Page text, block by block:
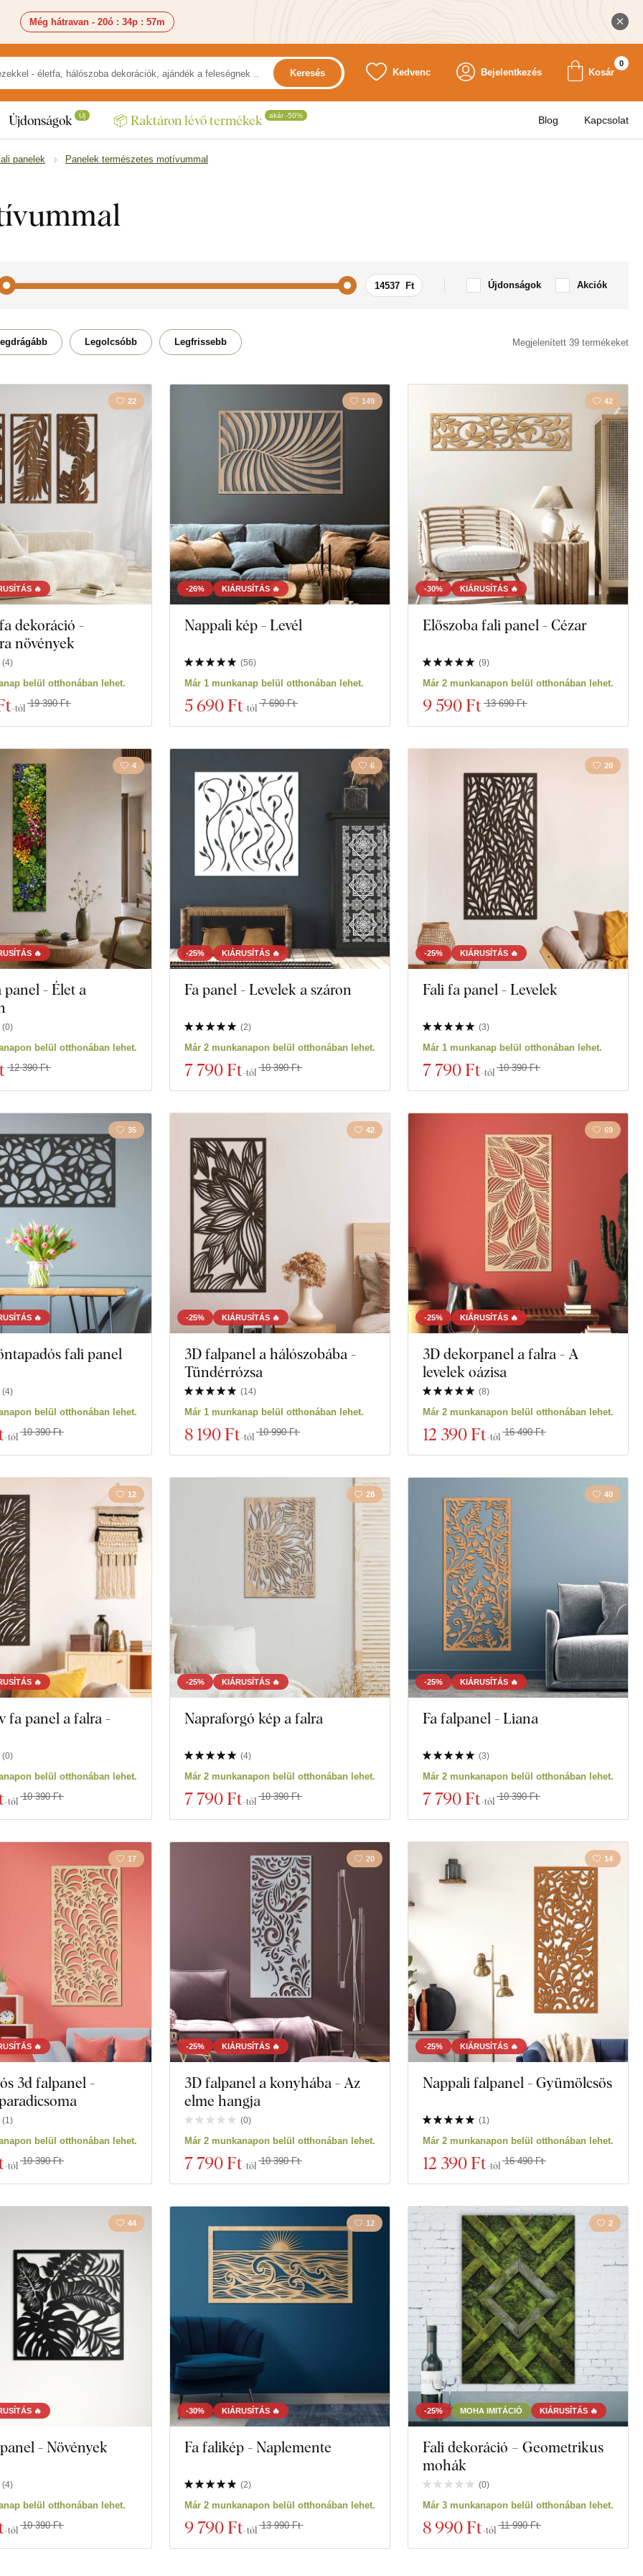
Még hátravan - 20ó : 34p : 56m
Keresés Kedvenc Bejelentkezés Kosár
0
Újdonságok Új 📦 Raktáron lévő termékek akár -50% Blog Kapcsolat
panelek Panelek természetes motívummal
Újdonságok Akciók
Vidék
termékeket Szűrő bezárása
Legolcsóbb Legfrissebb Megjelenített 39 termékeket
🔥
22
dekoráció -
növények
(4)
belül otthonában lehet.
-tól 19 390 Ft
-26% KIÁRUSÍTÁS 🔥
149
Nappali kép - Levél
(56)
Már 1 munkanap belül otthonában lehet.
5 690 Ft-tól 7 690 Ft
-30% KIÁRUSÍTÁS 🔥
42
Előszoba fali panel - Cézar
(9)
Már 2 munkanapon belül otthonában lehet.
9 590 Ft 13 690 Ft
🔥
4
panel - Élet a
(0)
belül otthonában lehet.
12 390 Ft
-25% KIÁRUSÍTÁS 🔥
6
Fa panel - Levelek a száron
(2)
Már 2 munkanapon belül otthonában lehet.
7 790 Ft-tól 10 390 Ft
-25% KIÁRUSÍTÁS 🔥
20
Fali fa panel - Levelek
(3)
Már 1 munkanap belül otthonában lehet.
7 790 Ft-tól 10 390 Ft
🔥
35
fali panel
(4)
belül otthonában lehet.
-tól 10 390 Ft
-25% KIÁRUSÍTÁS 🔥
42
3D falpanel a hálószobába -
Tündérrózsa
(14)
Már 1 munkanap belül otthonában lehet.
8 190 Ft-tól 10 990 Ft
-25% KIÁRUSÍTÁS 🔥
69
3D dekorpanel a falra - A
levelek oázisa
(8)
Már 2 munkanapon belül otthonában lehet.
12 390 Ft-tól 16 490 Ft
🔥
12
fa panel a falra -
(0)
belül otthonában lehet.
-tól 10 390 Ft
-25% KIÁRUSÍTÁS 🔥
28
Napraforgó kép a falra
(4)
Már 2 munkanapon belül otthonában lehet.
7 790 Ft-tól 10 390 Ft
-25% KIÁRUSÍTÁS 🔥
40
Fa falpanel - Liana
(3)
Már 2 munkanapon belül otthonában lehet.
7 790 Ft-tól 10 390 Ft
🔥
17
3d falpanel -
(1)
belül otthonában lehet.
-tól 10 390 Ft
-25% KIÁRUSÍTÁS 🔥
20
3D falpanel a konyhába - Az
elme hangja
(0)
Már 2 munkanapon belül otthonában lehet.
7 790 Ft-tól 10 390 Ft
-25% KIÁRUSÍTÁS 🔥
14
Nappali falpanel - Gyümölcsös
(1)
Már 2 munkanapon belül otthonában lehet.
12 390 Ft-tól 16 490 Ft
🔥
44
- Növények
(4)
belül otthonában lehet.
-tól 10 390 Ft
-30% KIÁRUSÍTÁS 🔥
12
Fa falikép - Naplemente
(2)
Már 2 munkanapon belül otthonában lehet.
9 790 Ft-tól 13 990 Ft
-25% MOHA IMITÁCIÓ KIÁRUSÍTÁS 🔥
2
Fali dekoráció – Geometrikus
mohák
(0)
Már 3 munkanapon belül otthonában lehet.
8 990 Ft-tól 11 990 Ft